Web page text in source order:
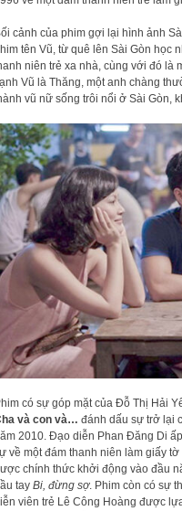
cảnh của phim gợi lại hình ảnh
tên Vũ, từ quê lên Sài Gòn học
niên trẻ xa nhà, cùng với đó là
Vũ là Thăng, một anh chàng
vũ nữ sống trôi nổi ở Sài Gòn,
có sự góp mặt của Đỗ Thị Hải
và con và… đánh dấu sự trở lại
2010. Đạo diễn Phan Đăng Di
về một đám thanh niên làm giấy
chính thức khởi động vào đầu
tay Bi, đừng sợ. Phim còn có sự
viên trẻ Lê Công Hoàng được